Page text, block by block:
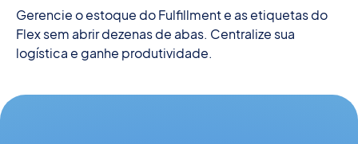
Gerencie o estoque do Fulfillment e as etiquetas do
Flex sem abrir dezenas de abas. Centralize sua
logística e ganhe produtividade.